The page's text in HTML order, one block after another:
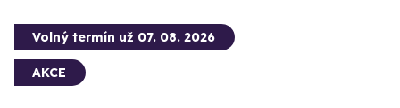
Volný termín už 07. 08. 2026
AKCE